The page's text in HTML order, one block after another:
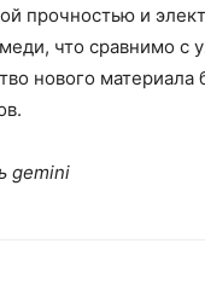
прочностью и
меди, что сравнимо
нового
gemini